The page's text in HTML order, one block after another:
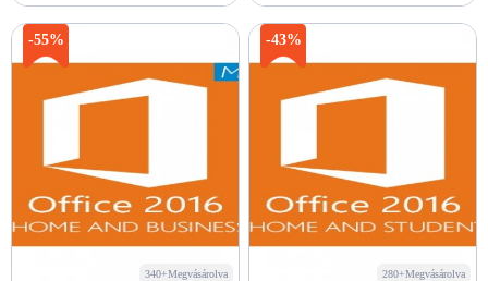
Azonnali vásárlás Azonnali vásárlás
-55%
340+Megvásárolva
-43%
280+Megvásárolva